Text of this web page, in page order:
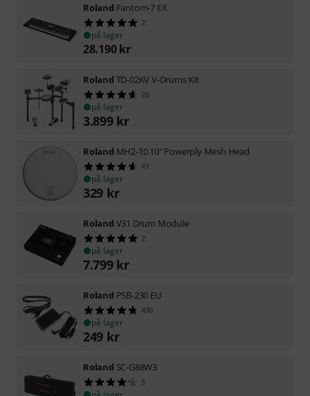
Roland Fantom-7 EX
2
på lager
28.190 kr
Roland TD-02KV V-Drums Kit
26
på lager
3.899 kr
Roland MH2-10 10" Powerply Mesh Head
41
på lager
329 kr
Roland V31 Drum Module
2
på lager
7.799 kr
Roland PSB-230 EU
470
på lager
249 kr
Roland SC-G88W3
5